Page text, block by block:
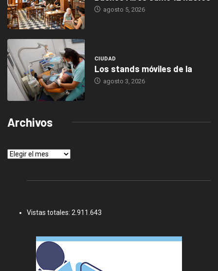
agosto 5, 2026
CIUDAD
Los stands móviles de la
agosto 3, 2026
Archivos
Archivos
Vistas totales: 2.911.643